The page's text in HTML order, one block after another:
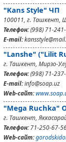
"Kans Style" ЧП
100011, г. Ташкент,
Телефон:(998) 71-
E-mail:
"Lanshe" ("Lilit
г. Ташкент, Мирзо-
Телефон:(998) 71-
E-mail:info@soap.uz
Web-сайт:
"Mega Ruchka"
г. Ташкент,
Телефон:71-250-67-
Web-сайт: